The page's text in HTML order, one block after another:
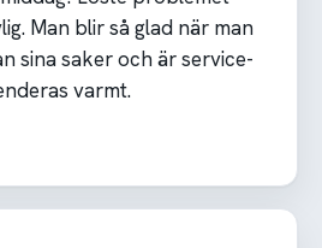
Man blir så glad när man
sina saker och är service-
varmt.